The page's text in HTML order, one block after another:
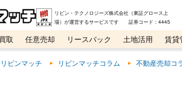
リビン・テクノロジーズ株式会社（東証グロース上
場）が運営するサービスです 証券コード：4445
取 任意売却 リースバック 土地活用 賃貸
ト不動産カンパニー オンライン講座 リビンマ
ビンマッチ リビンマッチコラム 不動産売却コ